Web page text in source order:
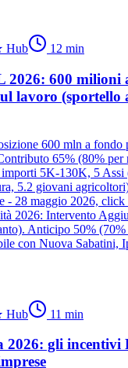
Hub 12 min
600 milioni
lavoro (sportello
600 mln a fondo
65% (80%
5K-130K, 5 Assi
5.2 giovani
- 28 maggio 2026,
2026: Intervento
Anticipo 50%
con Nuova Sabatini,
Hub 11 min
2026: gli incentivi